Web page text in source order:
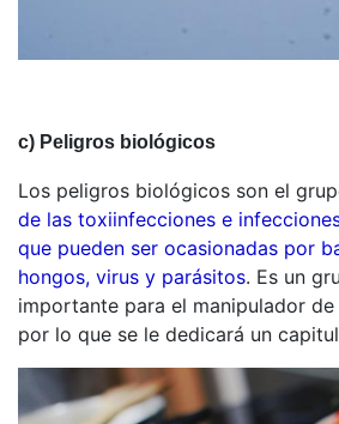
c) Peligros biológicos
Los peligros biológicos son el
de las toxiinfecciones e
que pueden ser ocasionadas por
hongos, virus y parásitos. Es un
importante para el manipulador
por lo que se le dedicará un